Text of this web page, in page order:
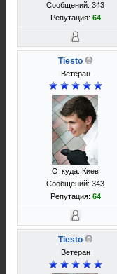
Сообщений: 343
Репутация: 64
Tiesto
Ветеран
Откуда: Киев
Сообщений: 343
Репутация: 64
Tiesto
Ветеран